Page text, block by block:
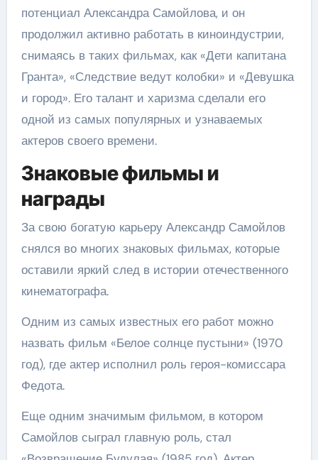
потенциал Александра Самойлова, и он
продолжил активно работать в киноиндустрии,
снимаясь в таких фильмах, как «Дети капитана
Гранта», «Следствие ведут колобки» и «Девушка
и город». Его талант и харизма сделали его
одной из самых популярных и узнаваемых
актеров своего времени.
Знаковые фильмы и
награды
За свою богатую карьеру Александр Самойлов
снялся во многих знаковых фильмах, которые
оставили яркий след в истории отечественного
кинематографа.
Одним из самых известных его работ можно
назвать фильм «Белое солнце пустыни» (1970
год), где актер исполнил роль героя-комиссара
Федота.
Еще одним значимым фильмом, в котором
Самойлов сыграл главную роль, стал